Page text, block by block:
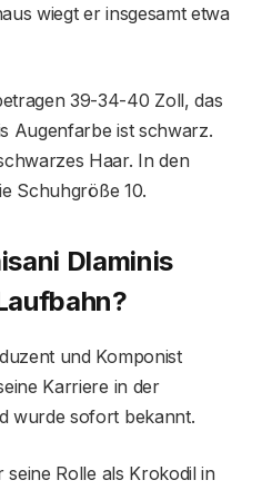
wiegt er insgesamt etwa
39-34-40 Zoll, das
Augenfarbe ist schwarz.
Haar. In den
Schuhgröße 10.
Dlaminis
und Komponist
Karriere in der
wurde sofort bekannt.
Rolle als Krokodil in